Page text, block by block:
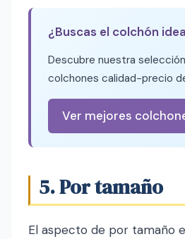
¿Buscas el colchón
Descubre nuestra
colchones calidad-precio
Ver mejores
5. Por tamaño
El aspecto de por tamaño